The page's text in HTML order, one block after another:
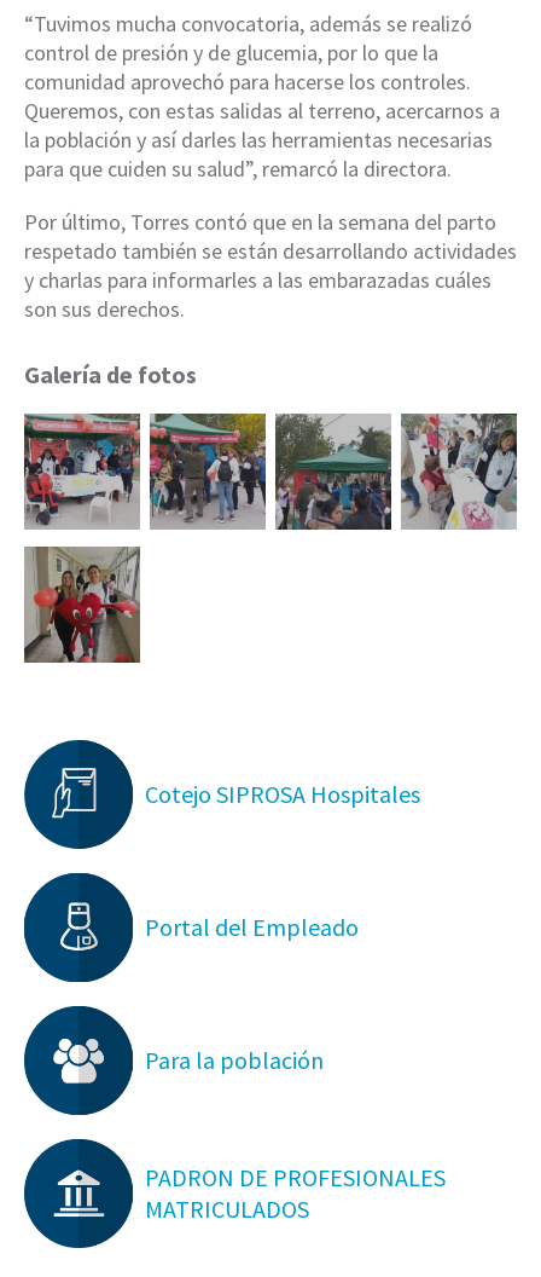
“Tuvimos mucha convocatoria, además se realizó
control de presión y de glucemia, por lo que la
comunidad aprovechó para hacerse los controles.
Queremos, con estas salidas al terreno, acercarnos a
la población y así darles las herramientas necesarias
para que cuiden su salud”, remarcó la directora.
Por último, Torres contó que en la semana del parto
respetado también se están desarrollando actividades
y charlas para informarles a las embarazadas cuáles
son sus derechos.
Galería de fotos
Cotejo SIPROSA Hospitales
Portal del Empleado
Para la población
PADRON DE PROFESIONALES
MATRICULADOS